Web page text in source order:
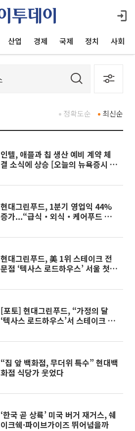
산업 경제 국제 정치 사회
최신순
정확도순
인텔, 애플과 칩 생산 예비 계약 체
결 소식에 상승 [오늘의 뉴욕증시 무
현대그린푸드, 1분기 영업익 44%
증가...“급식‧외식‧케어푸드 고
현대그린푸드, 美 1위 스테이크 전
문점 ‘텍사스 로드하우스’ 서울 첫
[포토] 현대그린푸드, “가정의 달
‘텍사스 로드하우스’서 스테이크 즐
“집 앞 백화점, 무더위 특수” 현대백
화점 식당가 웃었다
‘한국 곧 상륙’ 미국 버거 재거스, 쉐
이크쉑·파이브가이즈 뛰어넘을까